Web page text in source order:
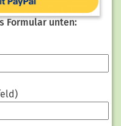
Formular unten: